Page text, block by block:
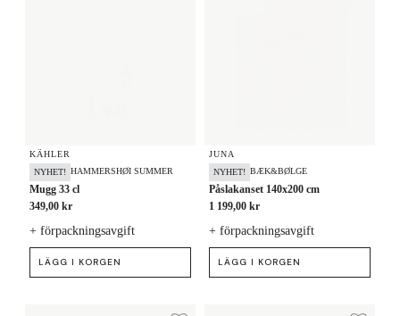
KÄHLER
NYHET! HAMMERSHØI SUMMER
Mugg 33 cl
349,00 kr
+ förpackningsavgift
LÄGG I KORGEN
JUNA
NYHET! BÆK&BØLGE
Påslakanset 140x200 cm
1 199,00 kr
+ förpackningsavgift
LÄGG I KORGEN